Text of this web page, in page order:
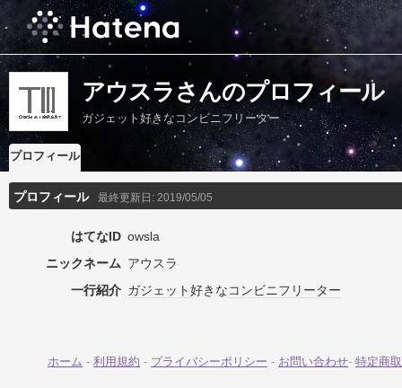
アウスラさんのプロフィール
ガジェット好きなコンビニフリーター
プロフィール
プロフィール 最終更新日: 2019/05/05
はてなID owsla
ニックネーム アウスラ
一行紹介 ガジェット好きなコンビニフリーター
ホーム - 利用規約 - プライバシーポリシー - お問い合わせ- 特定商